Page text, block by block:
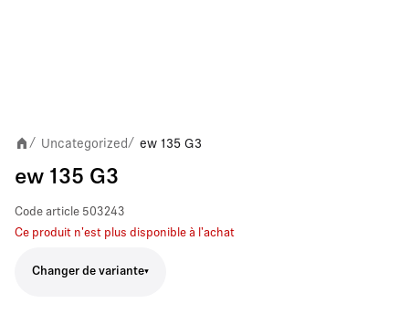
/ Uncategorized/ ew 135 G3
ew 135 G3
Code article 503243
Ce produit n'est plus disponible à l'achat
Changer de variante